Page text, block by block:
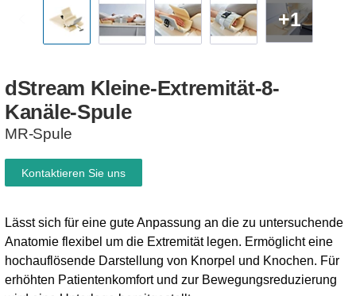
+1
dStream Kleine-Extremität-8-
Kanäle-Spule
MR-Spule
Lässt sich für eine gute Anpassung an die zu untersuchende
Anatomie flexibel um die Extremität legen. Ermöglicht eine
hochauflösende Darstellung von Knorpel und Knochen. Für
erhöhten Patientenkomfort und zur Bewegungsreduzierung
Kontaktieren Sie uns